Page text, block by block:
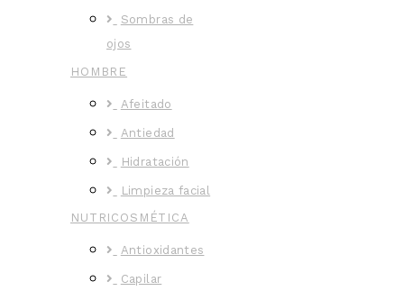
Sombras de
ojos
HOMBRE
Afeitado
Antiedad
Hidratación
Limpieza facial
NUTRICOSMÉTICA
Antioxidantes
Capilar